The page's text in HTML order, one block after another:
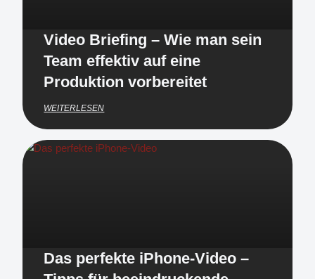
Video Briefing – Wie man sein
Team effektiv auf eine
Produktion vorbereitet
WEITERLESEN
Das perfekte iPhone-Video –